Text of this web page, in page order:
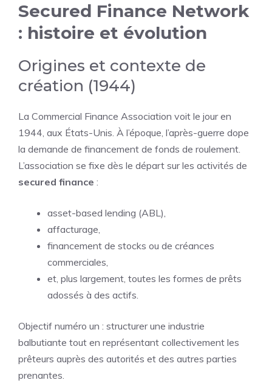
Secured Finance Network
: histoire et évolution
Origines et contexte de
création (1944)
La Commercial Finance Association voit le jour en
1944, aux États-Unis. À l’époque, l’après-guerre dope
la demande de financement de fonds de roulement.
L’association se fixe dès le départ sur les activités de
secured finance :
asset-based lending (ABL),
affacturage,
financement de stocks ou de créances
commerciales,
et, plus largement, toutes les formes de prêts
adossés à des actifs.
Objectif numéro un : structurer une industrie
balbutiante tout en représentant collectivement les
prêteurs auprès des autorités et des autres parties
prenantes.